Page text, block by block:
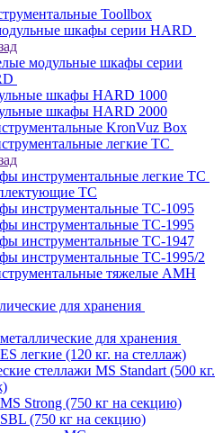
Toollbox
шкафы серии HARD
модульные шкафы серии
шкафы HARD 1000
шкафы HARD 2000
KronVuz Box
легкие ТС
инструментальные легкие ТС
ТС
инструментальные TC-1095
инструментальные TC-1995
инструментальные ТС-1947
инструментальные ТС-1995/2
тяжелые AMH
для хранения
для хранения
легкие (120 кг. на стеллаж)
стеллажи MS Standart (500 кг.
Strong (750 кг на секцию)
(750 кг на секцию)